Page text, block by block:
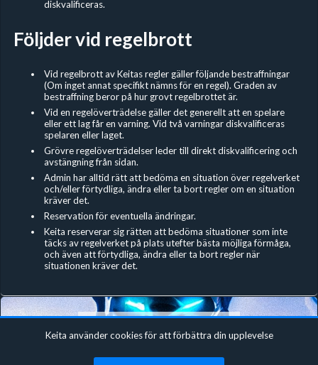
diskvalificeras.
Följder vid regelbrott
Vid regelbrott av Keitas regler gäller följande bestraffningar
(Om inget annat specifikt nämns för en regel). Graden av
bestraffning beror på hur grovt regelbrottet är.
Vid en regelöverträdelse gäller det generellt att en spelare
eller ett lag får en varning. Vid två varningar diskvalificeras
spelaren eller laget.
Grövre regelöverträdelser leder till direkt diskvalificering och
avstängning från sidan.
Admin har alltid rätt att bedöma en situation över regelverket
och/eller förtydliga, ändra eller ta bort regler om en situation
kräver det.
Reservation för eventuella ändringar.
Keita reserverar sig rätten att bedöma situationer som inte
täcks av regelverket på plats utefter bästa möjliga förmåga,
och även att förtydliga, ändra eller ta bort regler när
situationen kräver det.
Fortnite Zone War Duos #4
Keita använder cookies för att förbättra din upplevelse